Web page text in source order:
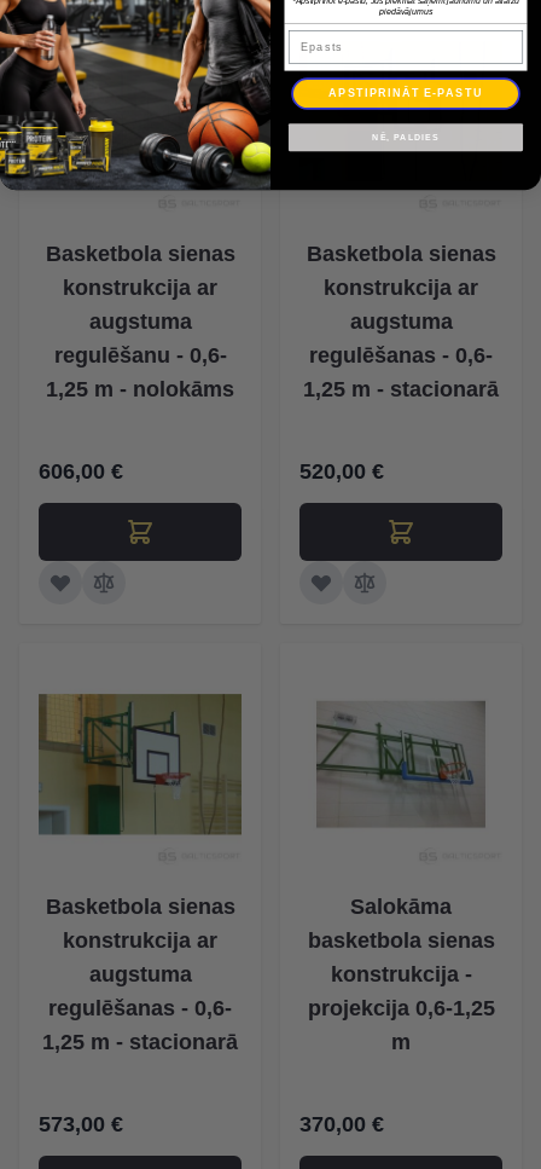
Basketbola sienas
konstrukcija ar
augstuma
regulēšanu - 0,6-
1,25 m - nolokāms
606,00 €
Basketbola sienas
konstrukcija ar
augstuma
regulēšanas - 0,6-
1,25 m - stacionarā
520,00 €
Basketbola sienas
konstrukcija ar
augstuma
regulēšanas - 0,6-
1,25 m - stacionarā
573,00 €
Salokāma
basketbola sienas
konstrukcija -
projekcija 0,6-1,25
m
370,00 €
piedāvājumus
Epasts
APSTIPRINĀT E-PASTU
NĒ, PALDIES